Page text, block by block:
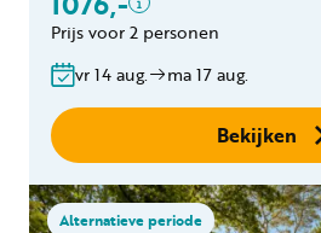
binnen 24
Geen
Prijs voor 2 personen
vr 14 aug. ma 17 aug.
Bekijken
Alternatieve periode